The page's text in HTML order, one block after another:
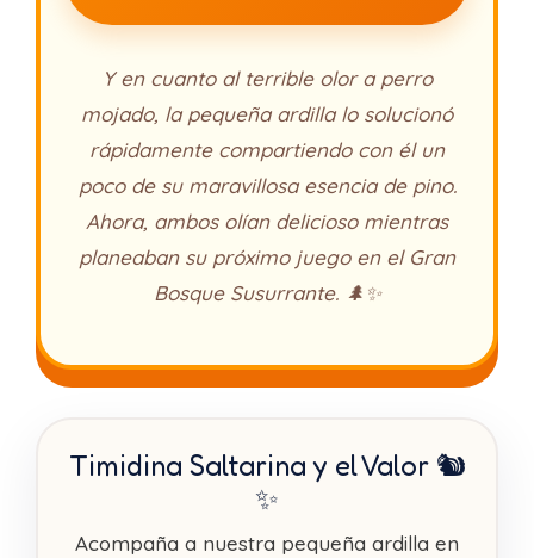
Y en cuanto al terrible olor a perro
mojado, la pequeña ardilla lo solucionó
rápidamente compartiendo con él un
poco de su maravillosa esencia de pino.
Ahora, ambos olían delicioso mientras
planeaban su próximo juego en el Gran
Bosque Susurrante. 🌲✨
Timidina Saltarina y el Valor 🐿️
✨
Acompaña a nuestra pequeña ardilla en